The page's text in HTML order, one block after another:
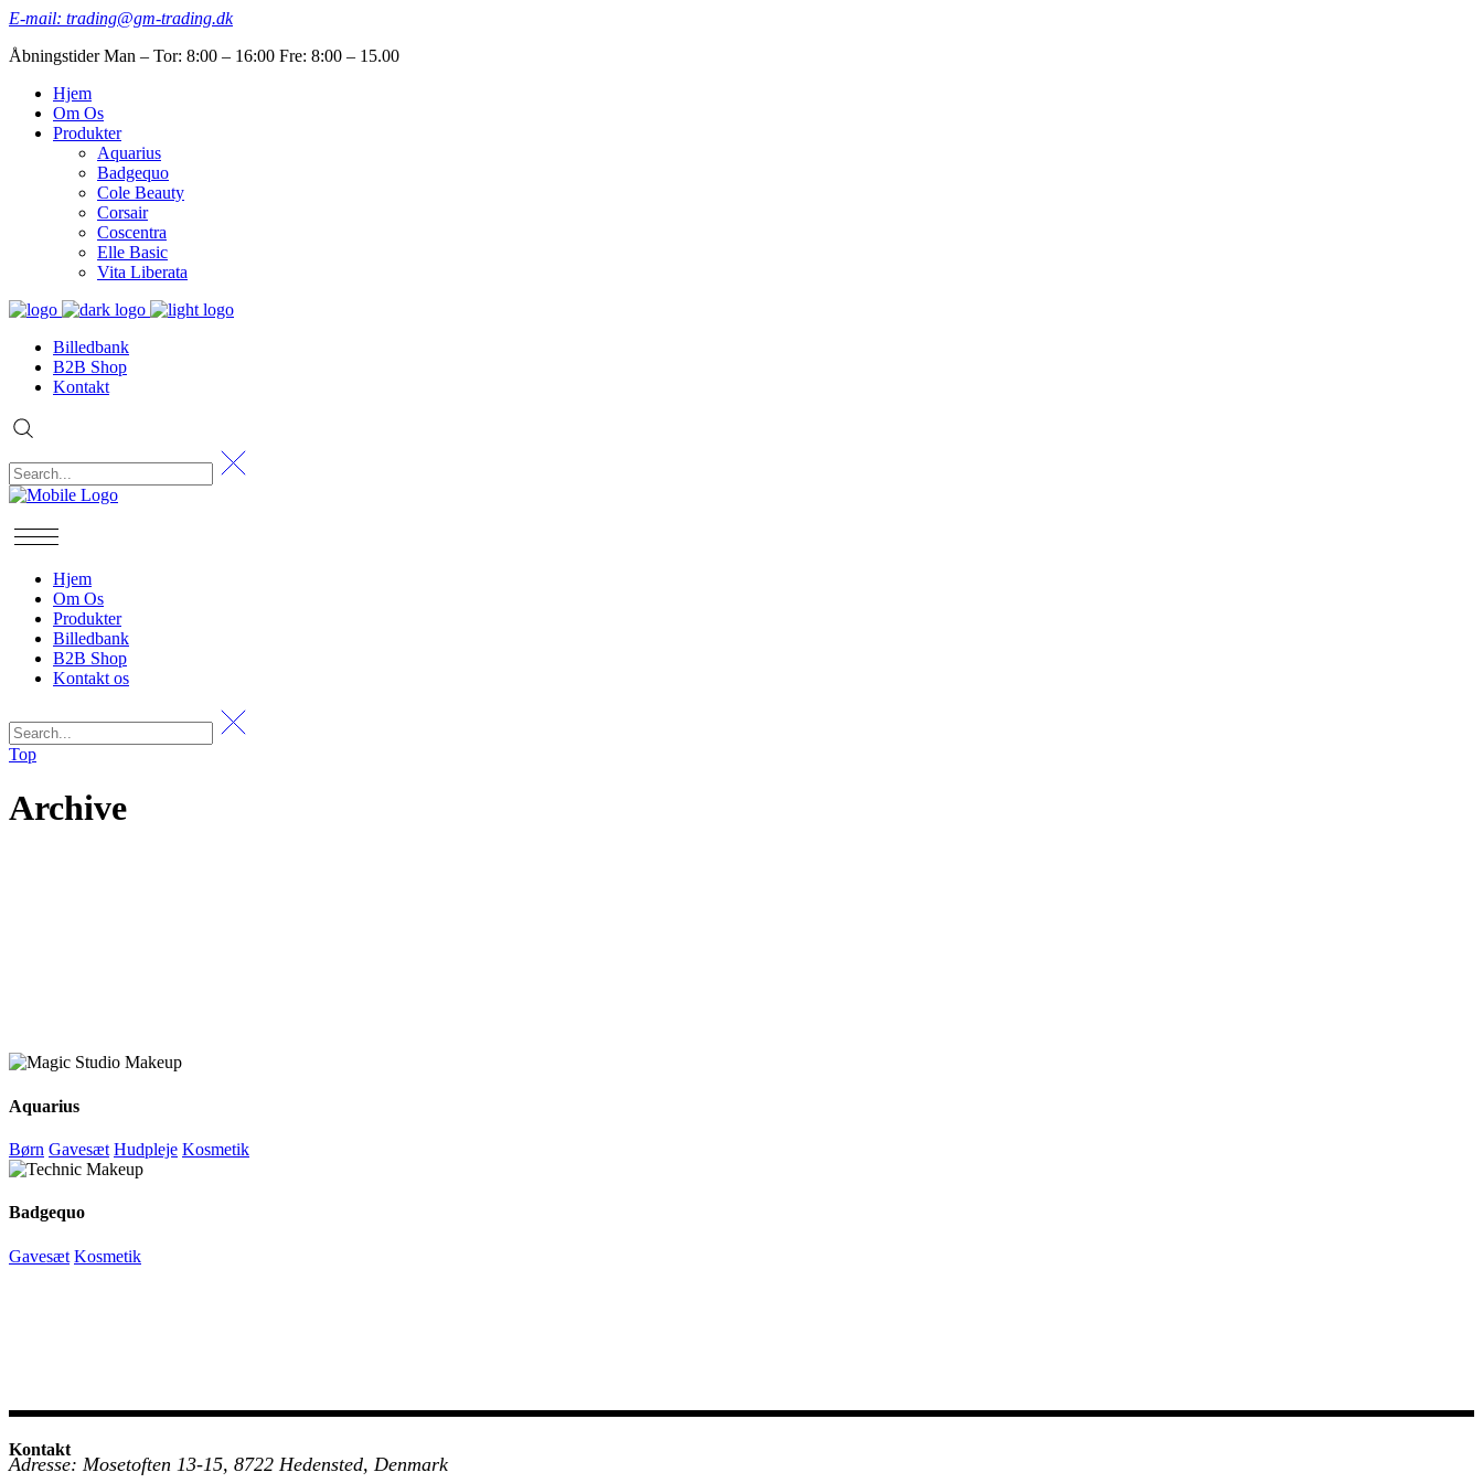
E-mail: trading@gm-trading.dk
Åbningstider Man – Tor: 8:00 – 16:00 Fre: 8:00 – 15.00
Hjem
Om Os
Produkter
Aquarius
Badgequo
Cole Beauty
Corsair
Coscentra
Elle Basic
Vita Liberata
Billedbank
B2B Shop
Kontakt
Hjem
Om Os
Produkter
Billedbank
B2B Shop
Kontakt os
Top
Archive
Aquarius
Børn Gavesæt Hudpleje Kosmetik
Badgequo
Gavesæt Kosmetik
Kontakt
Adresse: Mosetoften 13-15, 8722 Hedensted, Denmark